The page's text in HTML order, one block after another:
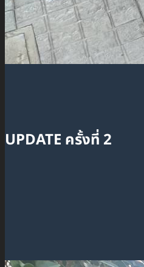
UPDATE ครั้งที่ 2